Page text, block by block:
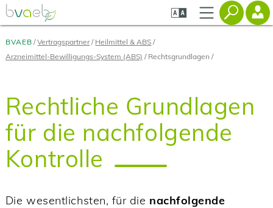
Zum
Seiteninhalt
springen
Zur
Navigation
springen
Zur
Mobilen
Navigation
BVAEB Vertragspartner
Heilmittel & ABS
Arzneimittel-Bewilligungs-System (ABS)
Rechtsgrundlagen
Rechtliche Grundlagen
für die nachfolgende
Kontrolle
Die wesentlichsten, für die nachfolgende